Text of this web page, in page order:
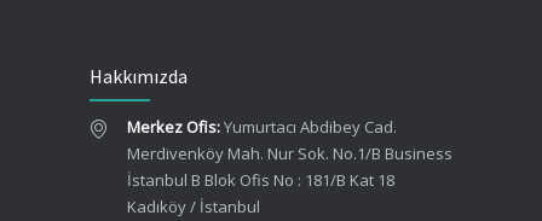
Hakkımızda
Merkez Ofis:Yumurtacı Abdibey Cad.
Merdivenköy Mah. Nur Sok. No.1/B Business
İstanbul B Blok Ofis No : 181/B Kat 18
Kadıköy / İstanbul